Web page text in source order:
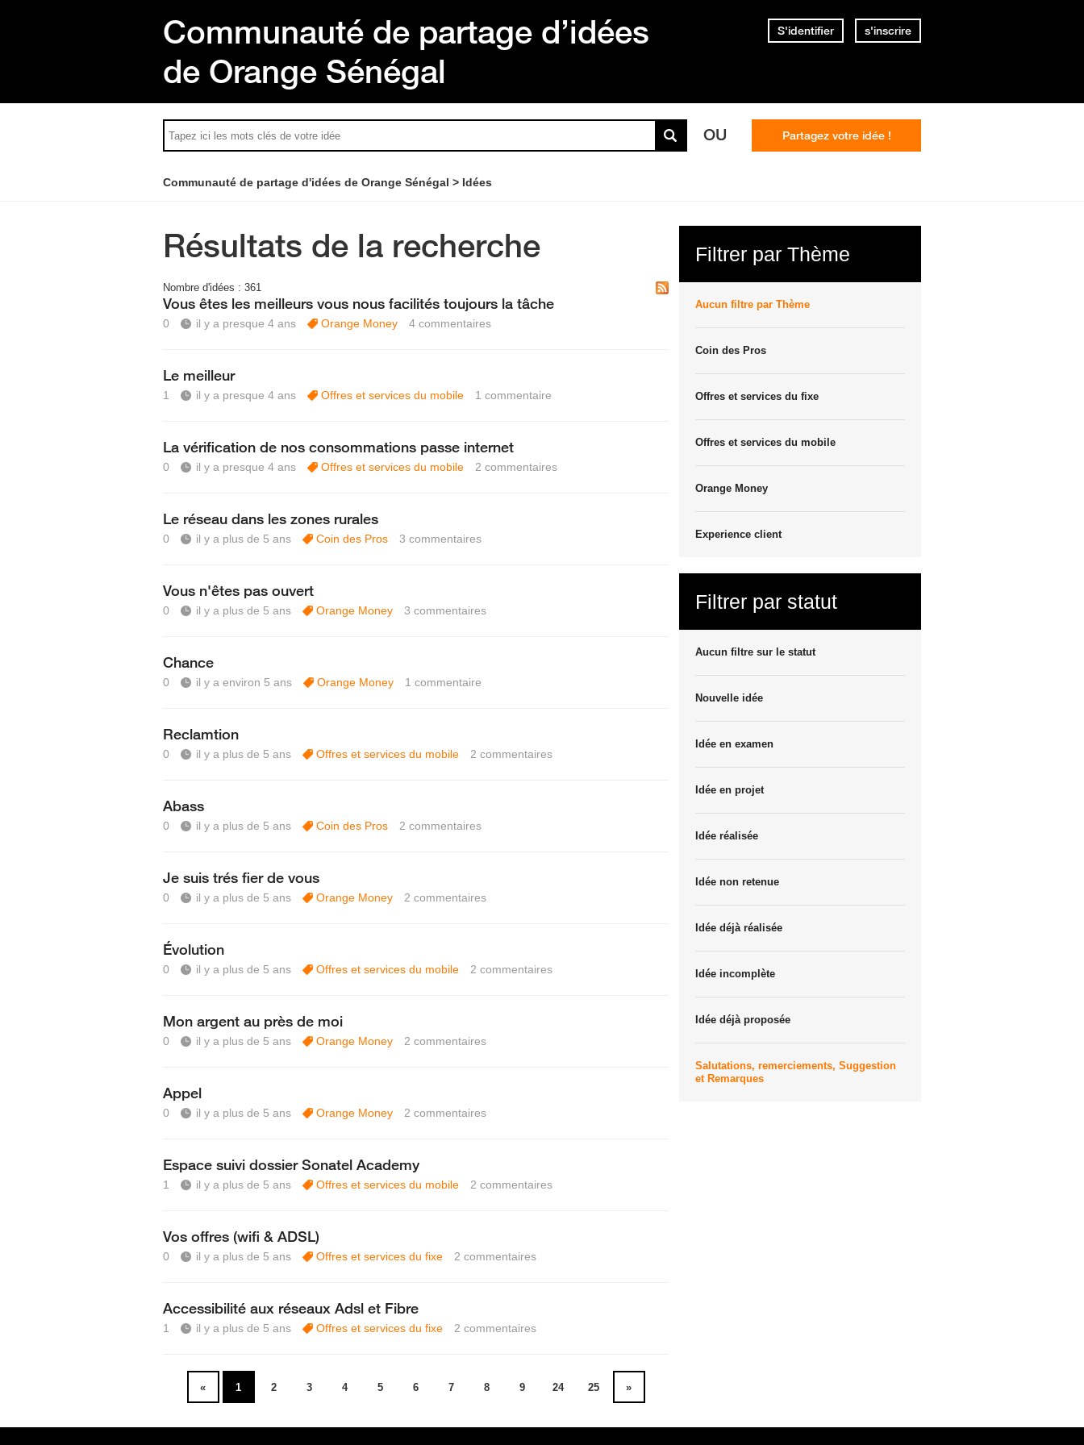
Communauté de partage d’idées
de Orange Sénégal
S'identifier s'inscrire
OU Partagez votre idée !
Communauté de partage d'idées de Orange Sénégal Idées
Résultats de la recherche
Nombre d'idées : 361
Vous êtes les meilleurs vous nous facilités toujours la tâche
0 il y a presque 4 ans Orange Money 4 commentaires
Le meilleur
1 il y a presque 4 ans Offres et services du mobile 1 commentaire
La vérification de nos consommations passe internet
0 il y a presque 4 ans Offres et services du mobile 2 commentaires
Le réseau dans les zones rurales
0 il y a plus de 5 ans Coin des Pros 3 commentaires
Vous n'êtes pas ouvert
0 il y a plus de 5 ans Orange Money 3 commentaires
Chance
0 il y a environ 5 ans Orange Money 1 commentaire
Reclamtion
0 il y a plus de 5 ans Offres et services du mobile 2 commentaires
Abass
0 il y a plus de 5 ans Coin des Pros 2 commentaires
Je suis trés fier de vous
0 il y a plus de 5 ans Orange Money 2 commentaires
Évolution
0 il y a plus de 5 ans Offres et services du mobile 2 commentaires
Mon argent au près de moi
0 il y a plus de 5 ans Orange Money 2 commentaires
Appel
0 il y a plus de 5 ans Orange Money 2 commentaires
Espace suivi dossier Sonatel Academy
1 il y a plus de 5 ans Offres et services du mobile 2 commentaires
Vos offres (wifi & ADSL)
0 il y a plus de 5 ans Offres et services du fixe 2 commentaires
Accessibilité aux réseaux Adsl et Fibre
1 il y a plus de 5 ans Offres et services du fixe 2 commentaires
« 1 2 3 4 5 6 7 8 9 24 25 »
Filtrer par Thème
Aucun filtre par Thème
Coin des Pros
Offres et services du fixe
Offres et services du mobile
Orange Money
Experience client
Filtrer par statut
Aucun filtre sur le statut
Nouvelle idée
Idée en examen
Idée en projet
Idée réalisée
Idée non retenue
Idée déjà réalisée
Idée incomplète
Idée déjà proposée
Salutations, remerciements, Suggestion
et Remarques